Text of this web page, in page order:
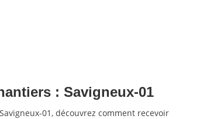
: Savigneux-01
01, découvrez comment recevoir